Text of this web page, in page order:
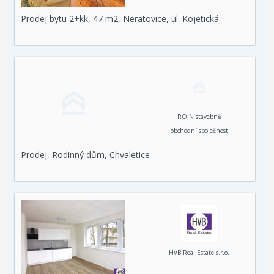
Prodej bytu 2+kk, 47 m2, Neratovice, ul. Kojetická
ROIN stavebně
obchodní společnost
Prodej, Rodinný dům, Chvaletice
HVB Real Estate s.r.o.